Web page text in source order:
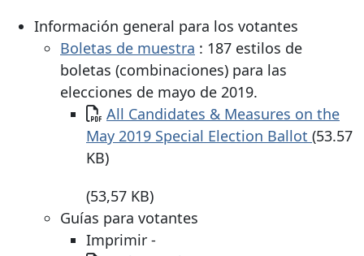
Información general para los votantes
Boletas de muestra : 187 estilos de
boletas (combinaciones) para las
elecciones de mayo de 2019.
Documento
All Candidates & Measures on the
May 2019 Special Election Ballot (53.57
KB)
(53,57 KB)
Guías para votantes
Imprimir -